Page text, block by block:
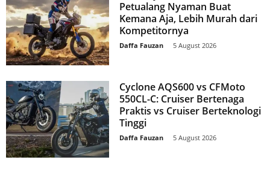
Petualang Nyaman Buat
Kemana Aja, Lebih Murah dari
Kompetitornya
Daffa Fauzan 5 August 2026
Cyclone AQS600 vs CFMoto
550CL-C: Cruiser Bertenaga
Praktis vs Cruiser Berteknologi
Tinggi
Daffa Fauzan 5 August 2026